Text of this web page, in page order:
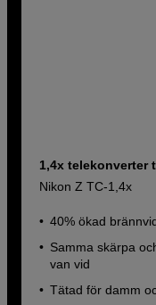
1,4x telekonverter
Nikon Z TC-1,4x
40% ökad
Samma skärpa
van vid
Tätad för damm